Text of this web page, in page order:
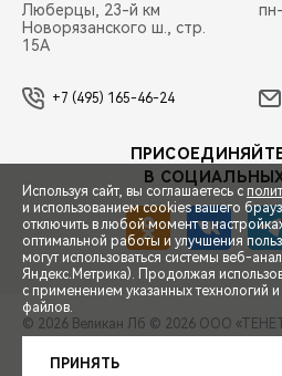
СПЕЦПРЕДЛОЖЕНИЯ
ЗАПИСЬ НА ТЕСТ-ДРАЙВ
Люберцы, 23-й км
Новорязанского ш., стр.
15А
+7 (495) 165-46-24
В
© 2026 Великан Лб © 2026 ООО
Сделано в ПЕРКС
Используя сайт, вы соглашаетесь с
и использованием cookies вашего
отключить в любой момент в
оптимальной работы и улучшения
могут использоваться системы веб-
Яндекс.Метрика). Продолжая
с применением указанных
файлов.
ПРИНЯТЬ